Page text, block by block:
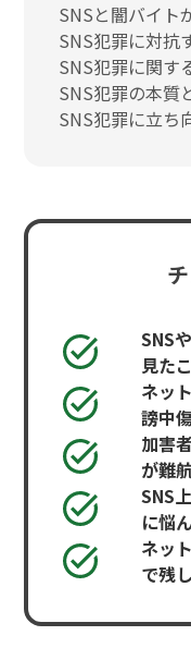
SNSと闇バイト
SNS犯罪に対抗
SNS犯罪に関す
SNS犯罪の本質
SNS犯罪に立ち
SNS
見た
ネッ
謗中
加害
が難
SNS
に悩
ネッ
で残